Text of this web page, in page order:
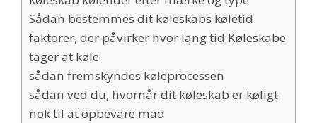
Sådan bestemmes dit køleskabs køletid
faktorer, der påvirker hvor lang tid Køleskabe
tager at køle
sådan fremskyndes køleprocessen
sådan ved du, hvornår dit køleskab er køligt
nok til at opbevare mad